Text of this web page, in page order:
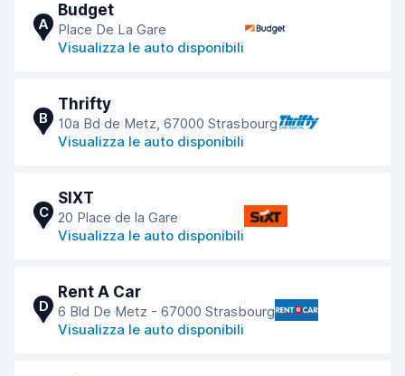
A
Budget
Place De La Gare
Visualizza le auto disponibili
B
Thrifty
10a Bd de Metz, 67000 Strasbourg
Visualizza le auto disponibili
C
SIXT
20 Place de la Gare
Visualizza le auto disponibili
D
Rent A Car
6 Bld De Metz - 67000 Strasbourg
Visualizza le auto disponibili